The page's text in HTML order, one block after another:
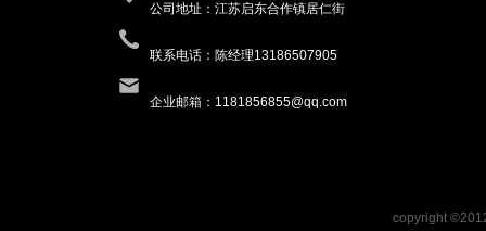
公司地址：江苏启东合作镇居仁街
联系电话：陈经理13186507905
企业邮箱：1181856855@qq.com
copyright